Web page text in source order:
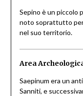
Sepino è un piccolo
noto soprattutto per
nel suo territorio.
Area
Saepinum era un
Sanniti, e